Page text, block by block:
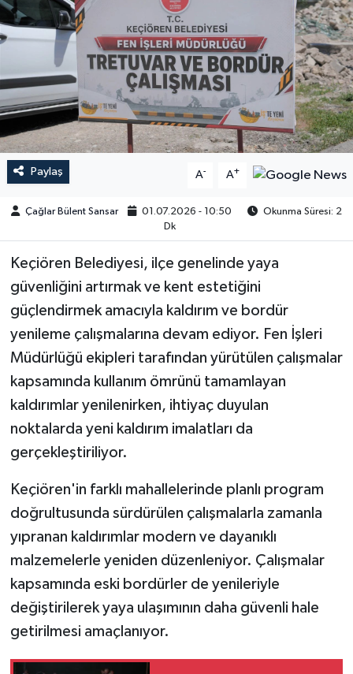
Paylaş A- A+
Çağlar Bülent Sansar 01.07.2026 - 10:50
Okunma Süresi: 2
Dk
Keçiören Belediyesi, ilçe genelinde yaya
güvenliğini artırmak ve kent estetiğini
güçlendirmek amacıyla kaldırım ve bordür
yenileme çalışmalarına devam ediyor. Fen İşleri
Müdürlüğü ekipleri tarafından yürütülen çalışmalar
kapsamında kullanım ömrünü tamamlayan
kaldırımlar yenilenirken, ihtiyaç duyulan
noktalarda yeni kaldırım imalatları da
gerçekleştiriliyor.
Keçiören'in farklı mahallelerinde planlı program
doğrultusunda sürdürülen çalışmalarla zamanla
yıpranan kaldırımlar modern ve dayanıklı
malzemelerle yeniden düzenleniyor. Çalışmalar
kapsamında eski bordürler de yenileriyle
değiştirilerek yaya ulaşımının daha güvenli hale
getirilmesi amaçlanıyor.